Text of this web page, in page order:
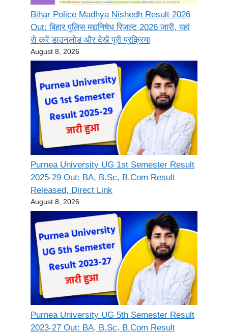
Bihar Police Madhya Nishedh Result 2026
Out: बिहार पुलिस मद्यनिषेध रिजल्ट 2026 जारी, यहां
से करें डाउनलोड और देखें पूरी प्रक्रिया
August 8, 2026
Purnea University UG 1st Semester Result
2025-29 Out: BA, B.Sc, B.Com Result
Released, Direct Link
August 8, 2026
Purnea University UG 5th Semester Result
2023-27 Out: BA, B.Sc, B.Com Result